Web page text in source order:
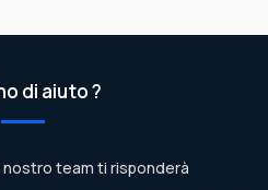
di aiuto ?
nostro team ti risponderà